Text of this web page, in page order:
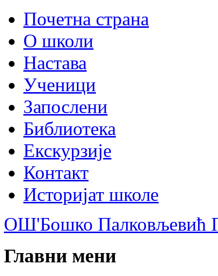
Почетна страна
О школи
Настава
Ученици
Запослени
Библиотека
Екскурзије
Контакт
Историјат школе
ОШ'Бошко Палковљевић
Главни мени